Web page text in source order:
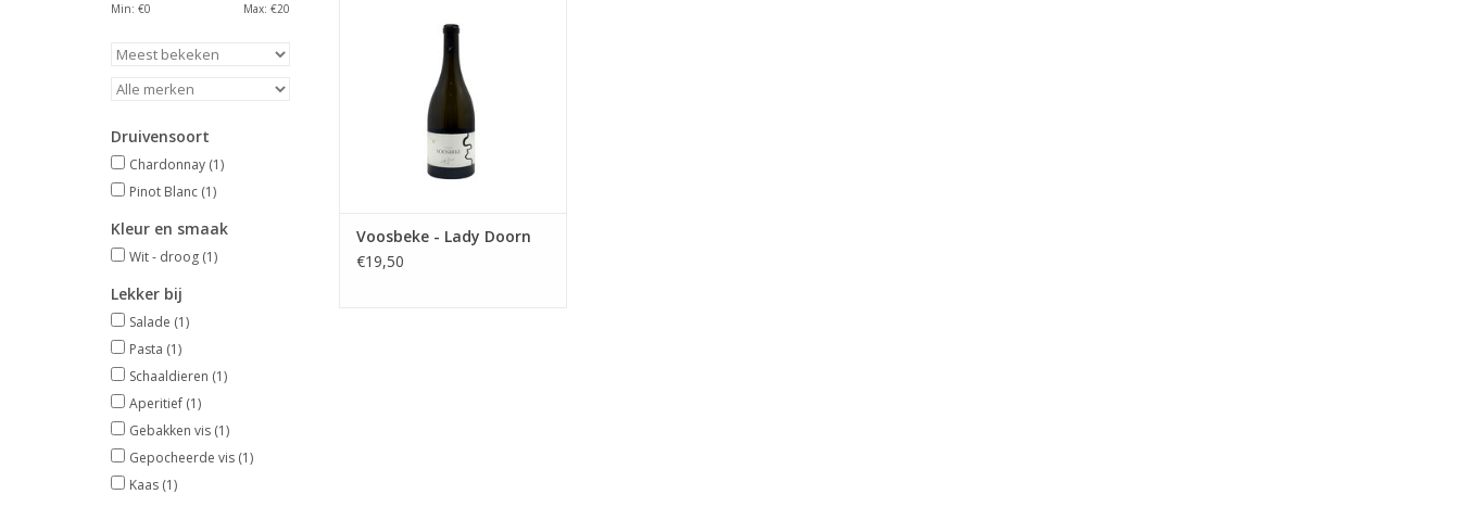
Min: €0 Max: €20
Druivensoort
Chardonnay (1)
Pinot Blanc (1)
Kleur en smaak
Wit - droog (1)
Lekker bij
Salade (1)
Pasta (1)
Schaaldieren (1)
Aperitief (1)
Gebakken vis (1)
Gepocheerde vis (1)
Kaas (1)
TOEVOEGEN AAN WINKELWAGEN
Voosbeke - Lady Doorn
€19,50